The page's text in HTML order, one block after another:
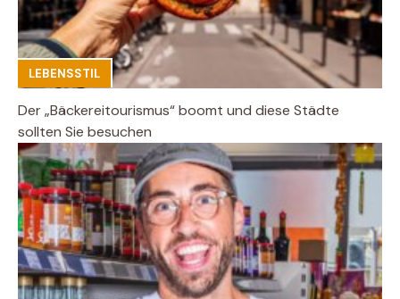
LEBENSSTIL
Der „Bäckereitourismus“ boomt und diese Städte
sollten Sie besuchen